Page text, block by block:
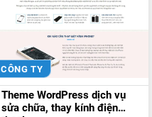
CÔNG TY
Theme WordPress dịch vụ
sửa chữa, thay kính điện